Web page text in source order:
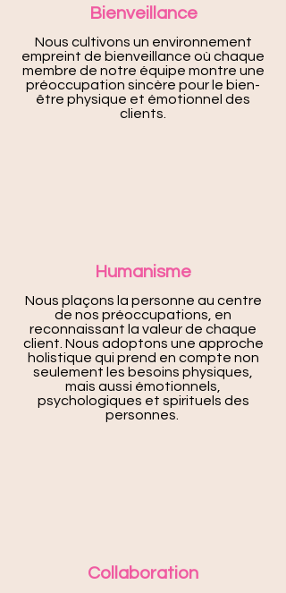
Bienveillance
Nous cultivons un environnement
empreint de bienveillance où chaque
membre de notre équipe montre une
préoccupation sincère pour le bien-
être physique et émotionnel des
clients.
Humanisme
Nous plaçons la personne au centre
de nos préoccupations, en
reconnaissant la valeur de chaque
client. Nous adoptons une approche
holistique qui prend en compte non
seulement les besoins physiques,
mais aussi émotionnels,
psychologiques et spirituels des
personnes.
Collaboration